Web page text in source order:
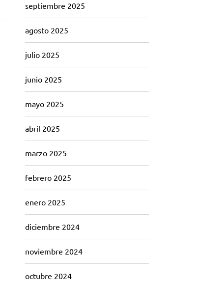
septiembre 2025
agosto 2025
julio 2025
junio 2025
mayo 2025
abril 2025
marzo 2025
febrero 2025
enero 2025
diciembre 2024
noviembre 2024
octubre 2024